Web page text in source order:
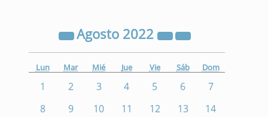
Agosto 2022
Lun Mar Mié Jue Vie Sáb Dom
1 2 3 4 5 6
7
8
9 10 11 12 13
14